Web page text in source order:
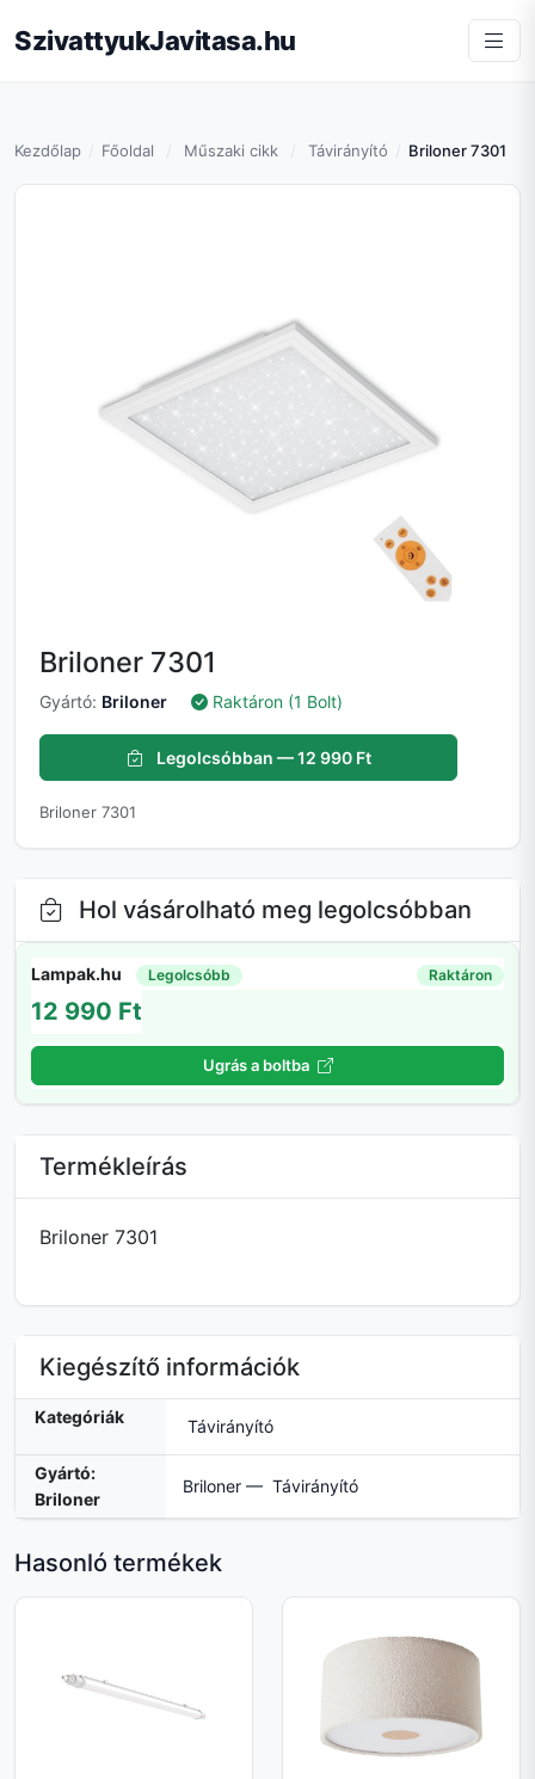
SzivattyukJavitasa.hu
Kezdőlap Főoldal Műszaki cikk Távirányító Briloner 7301
Briloner 7301
Gyártó: Briloner Raktáron (1 Bolt)
Legolcsóbban — 12 990 Ft
Briloner 7301
Hol vásárolható meg legolcsóbban
Lampak.hu Legolcsóbb Raktáron
12 990 Ft
Ugrás a boltba
Termékleírás
Briloner 7301
Kiegészítő információk
Kategóriák Távirányító
Gyártó:
Briloner
Briloner — Távirányító
Hasonló termékek